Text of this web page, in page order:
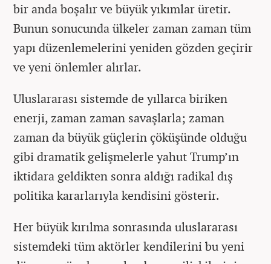
bir anda boşalır ve büyük yıkımlar üretir.
Bunun sonucunda ülkeler zaman zaman tüm
yapı düzenlemelerini yeniden gözden geçirir
ve yeni önlemler alırlar.
Uluslararası sistemde de yıllarca biriken
enerji, zaman zaman savaşlarla; zaman
zaman da büyük güçlerin çöküşünde olduğu
gibi dramatik gelişmelerle yahut Trump’ın
iktidara geldikten sonra aldığı radikal dış
politika kararlarıyla kendisini gösterir.
Her büyük kırılma sonrasında uluslararası
sistemdeki tüm aktörler kendilerini bu yeni